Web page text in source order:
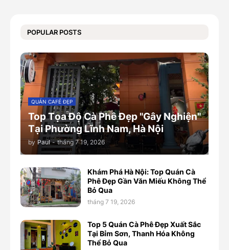
POPULAR POSTS
QUÁN CAFÉ ĐẸP
Top Tọa Độ Cà Phê Đẹp "Gây Nghiện"
Tại Phường Lĩnh Nam, Hà Nội
by Paul - tháng 7 19, 2026
Khám Phá Hà Nội: Top Quán Cà
Phê Đẹp Gần Văn Miếu Không Thể
Bỏ Qua
tháng 7 19, 2026
Top 5 Quán Cà Phê Đẹp Xuất Sắc
Tại Bỉm Sơn, Thanh Hóa Không
Thể Bỏ Qua